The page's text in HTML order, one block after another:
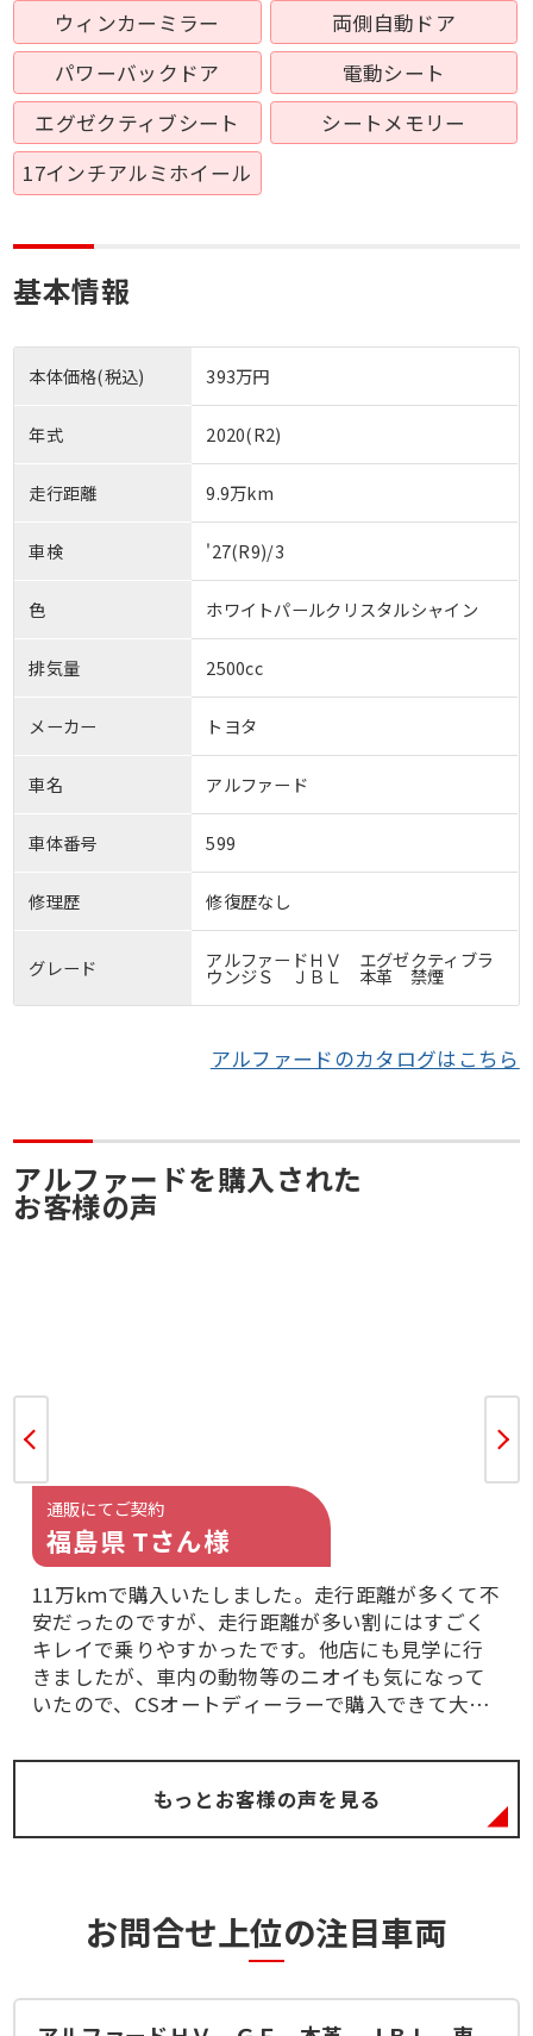
ウィンカーミラー
両側自動ドア
パワーバックドア
電動シート
エグゼクティブシート
シートメモリー
17インチアルミホイール
基本情報
本体価格(税込) 393万円
年式 2020(R2)
走行距離 9.9万km
車検 '27(R9)/3
色 ホワイトパールクリスタルシャイン
排気量 2500cc
メーカー トヨタ
車名 アルファード
車体番号 599
修理歴 修復歴なし
グレード アルファードＨＶ エグゼクティブラ
ウンジＳ ＪＢＬ 本革 禁煙
アルファードのカタログはこちら
アルファードを購入された
お客様の声
通販にてご契約
福島県 Tさん様
11万kｍで購入いたしました。走行距離が多くて不
安だったのですが、走行距離が多い割にはすごく
キレイで乗りやすかったです。他店にも見学に行
きましたが、車内の動物等のニオイも気になって
いたので、CSオートディーラーで購入できて大変
ティングをして頂きましたがすごくピカピカでキ
レイです。保証にも加入しましたが、まだ壊れた
りしていないので分かりませんが全てにおいてお
客に寄り添ってくれていると思う。
もっとお客様の声を見る
お問合せ上位の注目車両